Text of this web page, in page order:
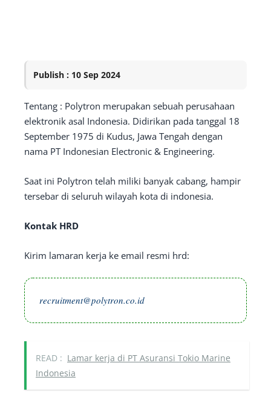
Publish : 10 Sep 2024
Tentang : Polytron merupakan sebuah perusahaan
elektronik asal Indonesia. Didirikan pada tanggal 18
September 1975 di Kudus, Jawa Tengah dengan
nama PT Indonesian Electronic & Engineering.
Saat ini Polytron telah miliki banyak cabang, hampir
tersebar di seluruh wilayah kota di indonesia.
Kontak HRD
Kirim lamaran kerja ke email resmi hrd:
recruitment@polytron.co.id
READ : Lamar kerja di PT Asuransi Tokio Marine
Indonesia